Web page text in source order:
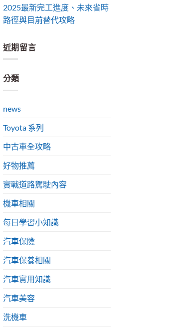
2025最新完工進度、未來省時
路徑與目前替代攻略
近期留言
分類
news
Toyota 系列
中古車全攻略
好物推薦
實戰道路駕駛內容
機車相關
每日學習小知識
汽車保險
汽車保養相關
汽車實用知識
汽車美容
洗機車